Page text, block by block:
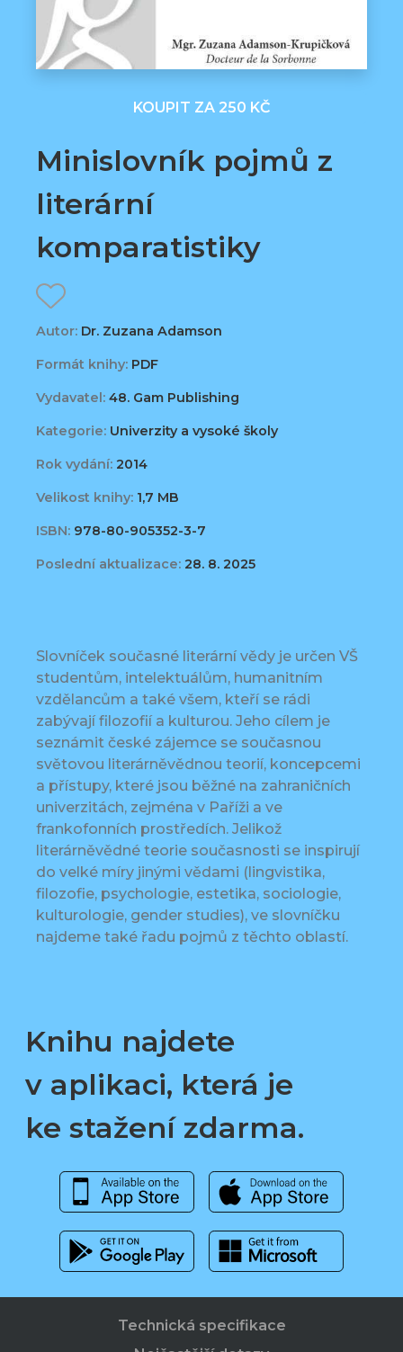
KOUPIT ZA 250 KČ
Minislovník pojmů z
literární
komparatistiky
Autor: Dr. Zuzana Adamson
Formát knihy: PDF
Vydavatel: 48. Gam Publishing
Kategorie: Univerzity a vysoké školy
Rok vydání: 2014
Velikost knihy: 1,7 MB
ISBN: 978-80-905352-3-7
Poslední aktualizace: 28. 8. 2025
Slovníček současné literární vědy je určen VŠ
studentům, intelektuálům, humanitním
vzdělancům a také všem, kteří se rádi
zabývají filozofií a kulturou. Jeho cílem je
seznámit české zájemce se současnou
světovou literárněvědnou teorií, koncepcemi
a přístupy, které jsou běžné na zahraničních
univerzitách, zejména v Paříži a ve
frankofonních prostředích. Jelikož
literárněvědné teorie současnosti se inspirují
do velké míry jinými vědami (lingvistika,
filozofie, psychologie, estetika, sociologie,
kulturologie, gender studies), ve slovníčku
najdeme také řadu pojmů z těchto oblastí.
Knihu najdete
v aplikaci, která je
ke stažení zdarma.
Technická specifikace